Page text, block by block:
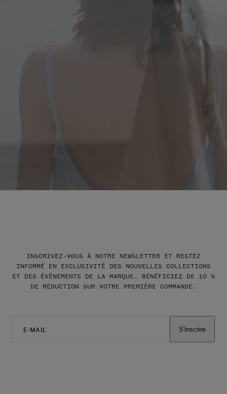
INSCRIVEZ-VOUS À NOTRE NEWSLETTER ET RESTEZ
INFORMÉ EN EXCLUSIVITÉ DES NOUVELLES COLLECTIONS
ET DES ÉVÉNEMENTS DE LA MARQUE. BÉNÉFICIEZ DE 10 %
DE RÉDUCTION SUR VOTRE PREMIÈRE COMMANDE.
E-MAIL S'inscrire